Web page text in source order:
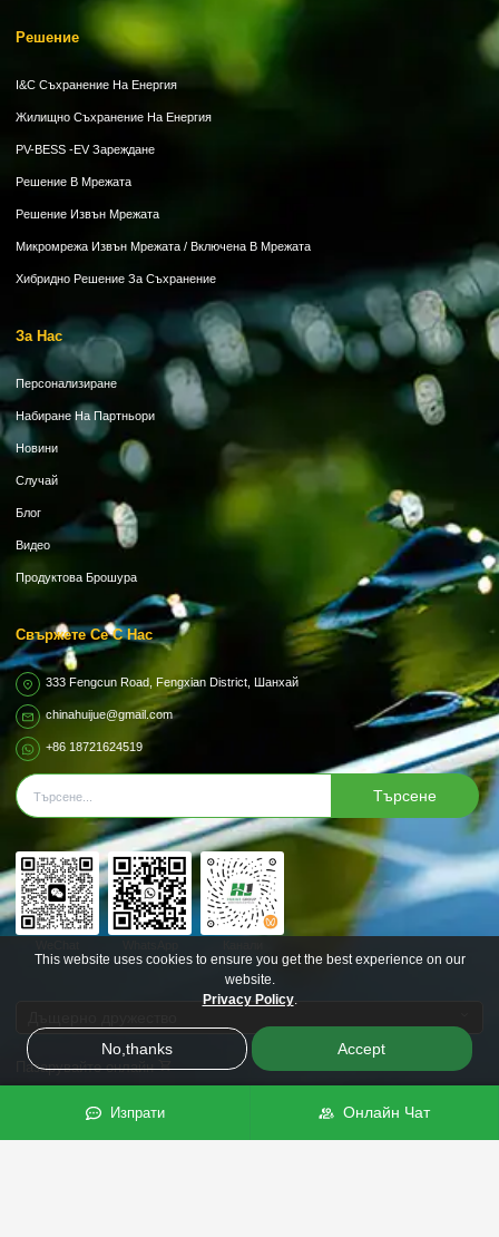
Решение
I&C Съхранение На Енергия
Жилищно Съхранение На Енергия
PV-BESS -EV Зареждане
Решение В Мрежата
Решение Извън Мрежата
Микромрежа Извън Мрежата / Включена В Мрежата
Хибридно Решение За Съхранение
За Нас
Персонализиране
Набиране На Партньори
Новини
Случай
Блог
Видео
Продуктова Брошура
Свържете Се С Нас
333 Fengcun Road, Fengxian District, Шанхай
chinahuijue@gmail.com
+86 18721624519
Търсене
Пазарувайте онлайн
Последвайте ниИзпрати Онлайн Чат
This website uses cookies to ensure you get the best experience on our
website.
Privacy Policy.
No,thanks Accept